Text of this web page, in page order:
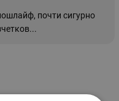
почти сигурно